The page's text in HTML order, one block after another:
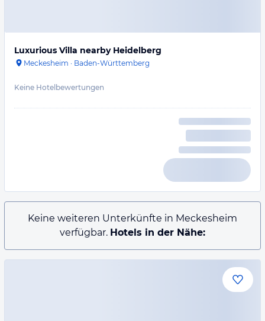
Luxurious Villa nearby Heidelberg
Meckesheim · Baden-Württemberg
Keine Hotelbewertungen
Keine weiteren Unterkünfte in Meckesheim
verfügbar. Hotels in der Nähe: